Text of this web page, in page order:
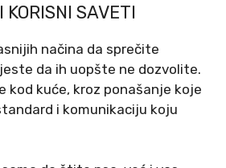
SAVETI
načina da sprečite
da ih uopšte ne dozvolite.
kod kuće, kroz ponašanje koje
i komunikaciju koju